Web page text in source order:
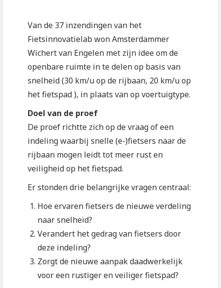
Van de 37 inzendingen van het
Fietsinnovatielab won Amsterdammer
Wichert van Engelen met zijn idee om de
openbare ruimte in te delen op basis van
snelheid (30 km/u op de rijbaan, 20 km/u op
het fietspad ), in plaats van op voertuigtype.
Doel van de proef
De proef richtte zich op de vraag of een
indeling waarbij snelle (e-)fietsers naar de
rijbaan mogen leidt tot meer rust en
veiligheid op het fietspad.
Er stonden drie belangrijke vragen centraal:
Hoe ervaren fietsers de nieuwe verdeling
naar snelheid?
Verandert het gedrag van fietsers door
deze indeling?
Zorgt de nieuwe aanpak daadwerkelijk
voor een rustiger en veiliger fietspad?